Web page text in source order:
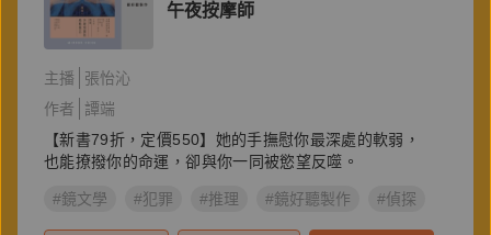
午夜按摩師
主播
張怡沁
作者
譚端
【新書79折，定價550】她的手撫慰你最深處的軟弱，
也能撩撥你的命運，卻與你一同被慾望反噬。
#鏡文學 #犯罪 #推理 #鏡好聽製作 #偵探